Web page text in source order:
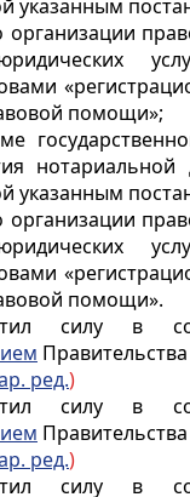
указанным
организации
помощи»;
нотариальной
указанным
организации
помощи».
силу в
ред.)
силу в
ред.)
силу в